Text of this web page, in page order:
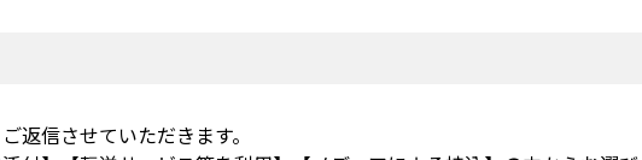
返信させていただきます。